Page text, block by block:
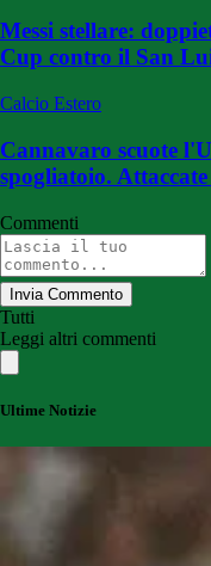
Messi stellare:
Cup contro il San
Calcio Estero
Cannavaro scuote
spogliatoio.
Commenti
Invia Commento
Tutti
Leggi altri commenti
Ultime Notizie